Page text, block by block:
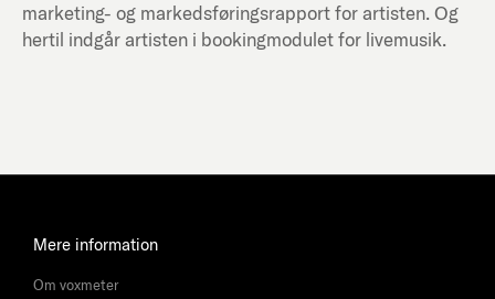
marketing- og markedsføringsrapport for artisten. Og
hertil indgår artisten i bookingmodulet for livemusik.
Mere information
Om voxmeter